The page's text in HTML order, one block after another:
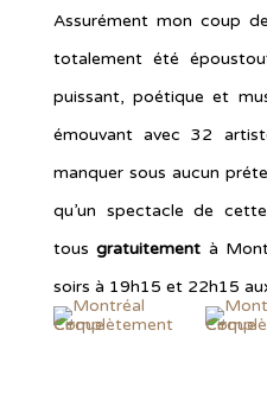
Assurément mon coup
totalement été
puissant, poétique et
émouvant avec 32
manquer sous aucun
qu’un spectacle de
tousgratuitement à
soirs à 19h15 et 22h15